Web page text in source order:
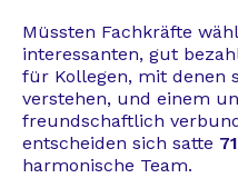
Müssten Fachkräfte
interessanten, gut
für Kollegen, mit denen
verstehen, und einem
freundschaftlich
entscheiden sich satte
harmonische Team.